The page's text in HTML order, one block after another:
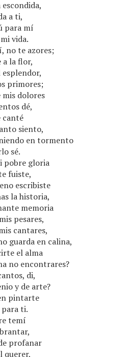
a ti,
para mí
vida.
no te azores;
a la flor,
esplendor,
primores;
mis dolores
dé,
canté
siento,
en tormento
sé.
pobre gloria
fuiste,
escribiste
la historia,
memoria
pesares,
cantares,
guarda en calina,
el alma
no encontrares?
di,
y de arte?
pintarte
ti.
temí
profanar
querer,